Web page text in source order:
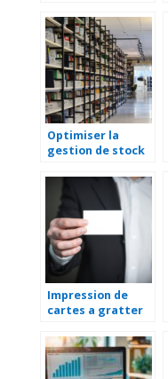
fabrication de
ressort de torsion
sur mesure ?
Optimiser la
gestion de stock
logiciels : une
solution efficace
pour les
entreprises
Impression de
cartes a gratter
les avantages
pour votre
entreprise